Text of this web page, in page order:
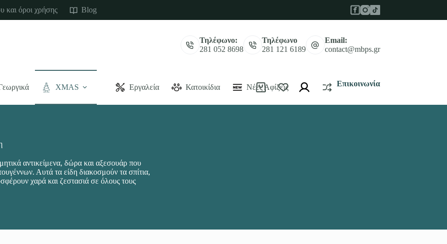
και όροι χρήσης Blog
Τηλέφωνο:
281 052 8698
Τηλέφωνο
281 121 6189
Email:
contact@mbps.gr
XMAS Εργαλεία Κατοικίδια Νέες Αφίξεις
Καλάθι
Επικοινωνία
αντικείμενα, δώρα και αξεσουάρ που
Αυτά τα είδη διακοσμούν τα σπίτια,
χαρά και ζεστασιά σε όλους τους